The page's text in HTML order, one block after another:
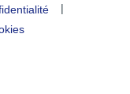
|